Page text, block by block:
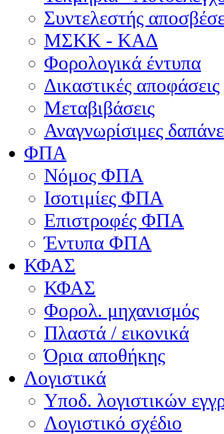
Συντελεστής
ΜΣKΚ - ΚΑΔ
Φορολογικά έντυπα
Δικαστικές αποφάσεις
Μεταβιβάσεις
Αναγνωρίσιμες
ΦΠΑ
Νόμος ΦΠΑ
Ισοτιμίες ΦΠΑ
Επιστροφές ΦΠΑ
Έντυπα ΦΠΑ
ΚΦΑΣ
ΚΦΑΣ
Φορολ. μηχανισμός
Πλαστά / εικονικά
Όρια αποθήκης
Λογιστικά
Υποδ. λογιστικών
Λογιστικό σχέδιο